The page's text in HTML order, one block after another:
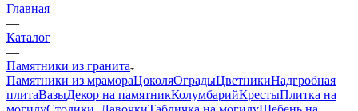
Главная
—
Каталог
—
Памятники из гранита
Памятники из мрамораЦоколяОградыЦветникиНадгробная
плитаВазыДекор на памятникКолумбарийКрестыПлитка на